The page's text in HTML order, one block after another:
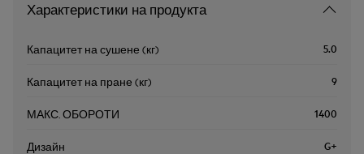
Характеристики на продукта
Капацитет на сушене (кг) 5.0
Капацитет на пране (кг) 9
МАКС. ОБОРОТИ 1400
Дизайн G+